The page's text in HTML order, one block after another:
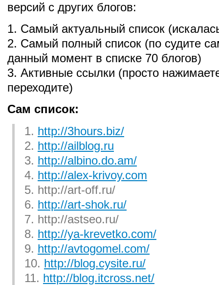
версий с других блогов:
1. Самый актуальный список
2. Самый полный список (по судите
данный момент в списке 70 блогов)
3. Активные ссылки (просто
переходите)
Сам список:
1. http://3hours.biz/
2. http://ailblog.ru
3. http://albino.do.am/
4. http://alex-krivoy.com
5. http://art-off.ru/
6. http://art-shok.ru/
7. http://astseo.ru/
8. http://ya-krevetko.com/
9. http://avtogomel.com/
10. http://blog.cysite.ru/
11. http://blog.itcross.net/